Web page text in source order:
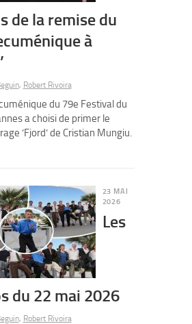
de la remise du
à
, Robert Rivoira
du 79e Festival du
a choisi de primer le
’Fjord’ de Cristian Mungiu.
23 MAI
2026
Les
du 22 mai 2026
, Robert Rivoira